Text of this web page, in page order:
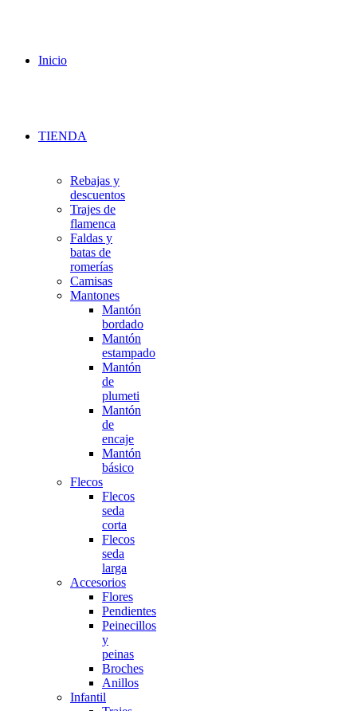
Inicio
TIENDA
Rebajas y
descuentos
Trajes de
flamenca
Faldas y
batas de
romerías
Camisas
Mantones
Mantón
bordado
Mantón
estampado
Mantón
de
plumeti
Mantón
de
encaje
Mantón
básico
Flecos
Flecos
seda
corta
Flecos
seda
larga
Accesorios
Flores
Pendientes
Peinecillos
y
peinas
Broches
Anillos
Infantil